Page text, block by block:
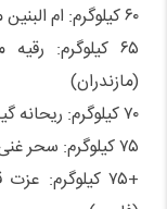
۶۰ کیلوگرم: ام البنین محسنی (قم)
۶۵ کیلوگرم:
(مازندران)
۷۰ کیلوگرم: ریحانه گیلانی (تهران)
۷۵ کیلوگرم: سحر غنی زاده (قم)
+۷۵ کیلوگرم: